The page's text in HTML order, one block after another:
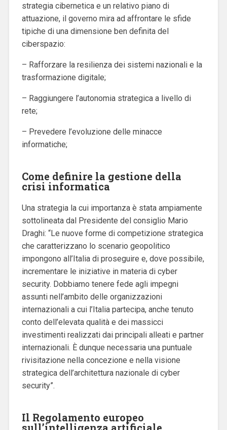
strategia cibernetica e un relativo piano di
attuazione, il governo mira ad affrontare le sfide
tipiche di una dimensione ben definita del
ciberspazio:
– Rafforzare la resilienza dei sistemi nazionali e la
trasformazione digitale;
– Raggiungere l’autonomia strategica a livello di
rete;
– Prevedere l’evoluzione delle minacce
informatiche;
Come definire la gestione della
crisi informatica
Una strategia la cui importanza è stata ampiamente
sottolineata dal Presidente del consiglio Mario
Draghi: “Le nuove forme di competizione strategica
che caratterizzano lo scenario geopolitico
impongono all’Italia di proseguire e, dove possibile,
incrementare le iniziative in materia di cyber
security. Dobbiamo tenere fede agli impegni
assunti nell’ambito delle organizzazioni
internazionali a cui l’Italia partecipa, anche tenuto
conto dell’elevata qualità e dei massicci
investimenti realizzati dai principali alleati e partner
internazionali. È dunque necessaria una puntuale
rivisitazione nella concezione e nella visione
strategica dell’architettura nazionale di cyber
security”.
Il Regolamento europeo
sull’intelligenza artificiale